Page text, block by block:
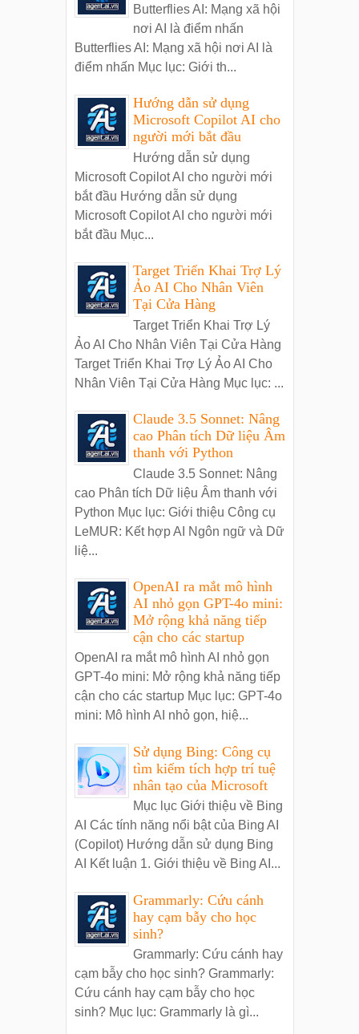
Butterflies AI: Mạng xã hội
nơi AI là điểm nhấn
Butterflies AI: Mạng xã hội nơi AI là
điểm nhấn Mục lục: Giới th...
Hướng dẫn sử dụng
Microsoft Copilot AI cho
người mới bắt đầu
Hướng dẫn sử dụng
Microsoft Copilot AI cho người mới
bắt đầu Hướng dẫn sử dụng
Microsoft Copilot AI cho người mới
bắt đầu Mục...
Target Triển Khai Trợ Lý
Ảo AI Cho Nhân Viên
Tại Cửa Hàng
Target Triển Khai Trợ Lý
Ảo AI Cho Nhân Viên Tại Cửa Hàng
Target Triển Khai Trợ Lý Ảo AI Cho
Nhân Viên Tại Cửa Hàng Mục lục: ...
Claude 3.5 Sonnet: Nâng
cao Phân tích Dữ liệu Âm
thanh với Python
Claude 3.5 Sonnet: Nâng
cao Phân tích Dữ liệu Âm thanh với
Python Mục lục: Giới thiệu Công cụ
LeMUR: Kết hợp AI Ngôn ngữ và Dữ
liệ...
OpenAI ra mắt mô hình
AI nhỏ gọn GPT-4o mini:
Mở rộng khả năng tiếp
cận cho các startup
OpenAI ra mắt mô hình AI nhỏ gọn
GPT-4o mini: Mở rộng khả năng tiếp
cận cho các startup Mục lục: GPT-4o
mini: Mô hình AI nhỏ gọn, hiệ...
Sử dụng Bing: Công cụ
tìm kiếm tích hợp trí tuệ
nhân tạo của Microsoft
Mục lục Giới thiệu về Bing
AI Các tính năng nổi bật của Bing AI
(Copilot) Hướng dẫn sử dụng Bing
AI Kết luận 1. Giới thiệu về Bing AI...
Grammarly: Cứu cánh
hay cạm bẫy cho học
sinh?
Grammarly: Cứu cánh hay
cạm bẫy cho học sinh? Grammarly:
Cứu cánh hay cạm bẫy cho học
sinh? Mục lục: Grammarly là gì...